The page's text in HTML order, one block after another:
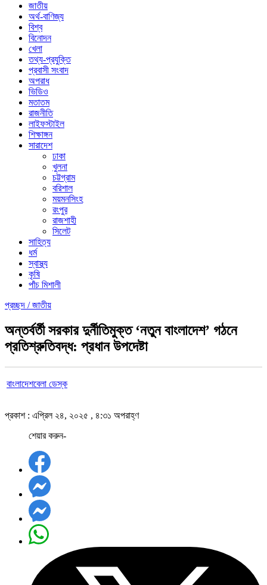
জাতীয়
অর্থ-বাণিজ্য
বিশ্ব
বিনোদন
খেলা
তথ্য-প্রযুক্তি
প্রবাসী সংবাদ
অপরাধ
ভিডিও
মতাতম
রাজনীতি
লাইফস্টাইল
শিক্ষাঙ্গন
সারাদেশ
ঢাকা
খুলনা
চট্টগ্রাম
বরিশাল
ময়মনসিংহ
রংপুর
রাজশাহী
সিলেট
সাহিত্য
ধর্ম
স্বাস্থ্য
কৃষি
পাঁচ মিশালী
প্রচ্ছদ /জাতীয়
অন্তর্বর্তী সরকার দুর্নীতিমুক্ত ‘নতুন বাংলাদেশ’ গঠনে
প্রতিশ্রুতিবদ্ধ: প্রধান উপদেষ্টা
বাংলাদেশবেলা ডেস্ক
প্রকাশ : এপ্রিল ২৪, ২০২৫ , ৪:৩১ অপরাহ্ণ
শেয়ার করুন-